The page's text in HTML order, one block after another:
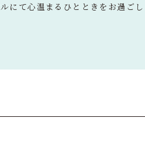
にて心温まるひとときをお過ごし